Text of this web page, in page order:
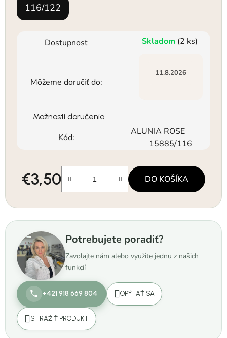
116/122
Dostupnosť Skladom (2 ks)
Môžeme doručiť do:
11.8.2026
Možnosti doručenia
Kód:
ALUNIA ROSE
15885/116
€3,50
Jednotková cena:
DO KOŠÍKA
Potrebujete poradiť?
Zavolajte nám alebo využite jednu z našich
funkcií
+421 918 669 804 OPÝTAŤ SA
STRÁŽIŤ PRODUKT